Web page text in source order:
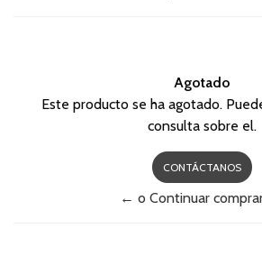
Agotado
Este producto se ha agotado.
consulta sobre el.
CONTÁCTANOS
← o Continuar